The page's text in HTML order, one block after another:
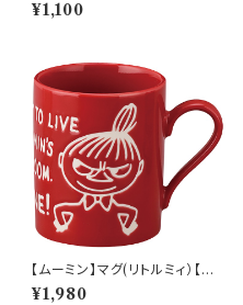
¥1,100
【ムーミン】マグ(リトルミィ）【M
M9000】MM9002-11
¥1,980